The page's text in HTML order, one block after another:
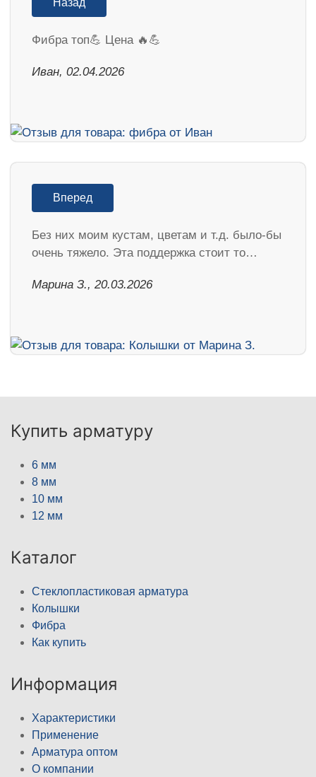
Назад
Фибра топ💪 Цена 🔥💪
Иван, 02.04.2026
Вперед
Без них моим кустам, цветам и т.д. было-бы
очень тяжело. Эта поддержка стоит то…
Марина З., 20.03.2026
Купить арматуру
6 мм
8 мм
10 мм
12 мм
Каталог
Стеклопластиковая арматура
Колышки
Фибра
Как купить
Информация
Характеристики
Применение
Арматура оптом
О компании